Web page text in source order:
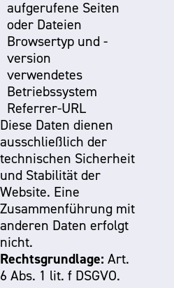
aufgerufene Seiten
oder Dateien
Browsertyp und -
version
verwendetes
Betriebssystem
Referrer-URL
Diese Daten dienen
ausschließlich der
technischen Sicherheit
und Stabilität der
Website. Eine
Zusammenführung mit
anderen Daten erfolgt
nicht.
Rechtsgrundlage: Art.
6 Abs. 1 lit. f DSGVO.